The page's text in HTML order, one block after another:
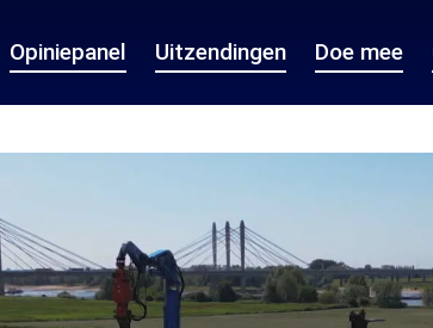
Opiniepanel Uitzendingen Doe mee